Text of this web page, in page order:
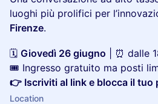
luoghi più prolifici per
Firenze.
🗓 Giovedì 26 giugno | ⏰ dalle
🎟 Ingresso gratuito ma posti
👉 Iscriviti al link e blocca il tuo
Location